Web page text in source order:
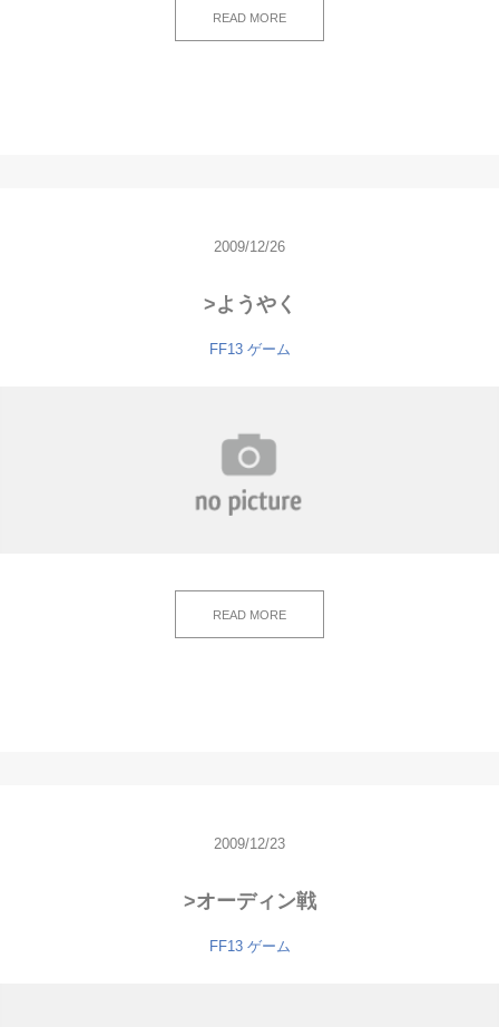
READ MORE
2009/12/26
>ようやく
FF13 ゲーム
READ MORE
2009/12/23
>オーディン戦
FF13 ゲーム